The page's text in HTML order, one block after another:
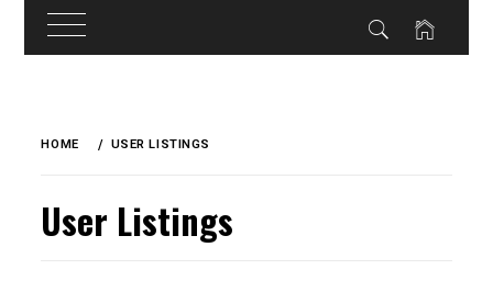
treści
HOME USER LISTINGS
User Listings